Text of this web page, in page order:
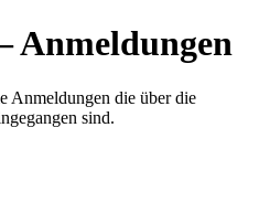
Anmeldungen
Anmeldungen die über die
sind.